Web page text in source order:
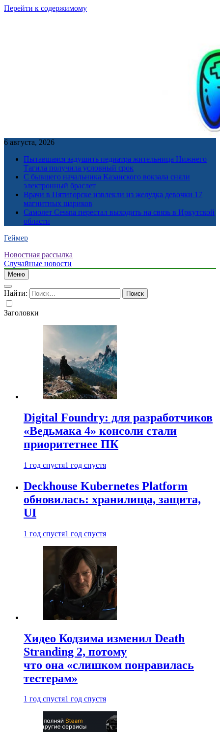
Перейти к содержимому
6 августа, 2026
Пытавшаяся задушить педиатра жительница Нижнего
Тагила получила условный срок
С бывшего начальника Казанского вокзала сняли
электронный браслет
Врачи в Пятигорске извлекли из желудка девочки 17
магнитных шариков
Самолет Cessna перестал выходить на связь в Иркутской
области
Геймер
Новостная рассылка
Случайные новости
Меню
Найти:
Заголовки
Digital Foundry: для разработчиков
«Ведьмака 4» консоли стали
приоритетнее ПК
1 год спустя1 год спустя
Deckhouse Kubernetes Platform
обновилась: хранилища, защита,
UI
1 год спустя1 год спустя
Хидео Кодзима изменил Death
Stranding 2, потому
что она «слишком понравилась
тестерам»
1 год спустя1 год спустя